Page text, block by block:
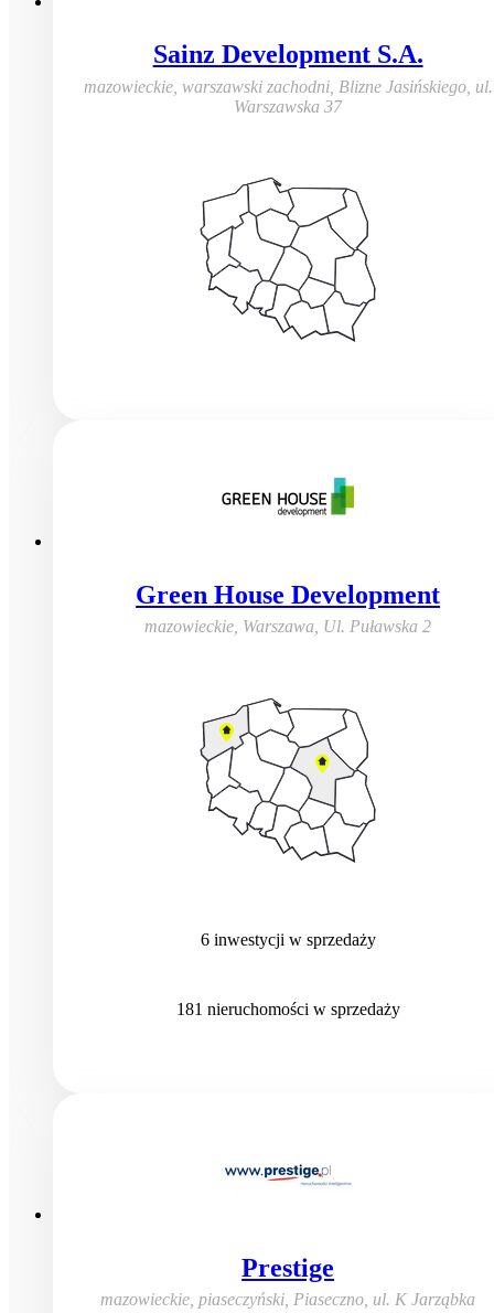
Sainz Development S.A.
mazowieckie, warszawski zachodni, Blizne Jasińskiego, ul.
Warszawska 37
Green House Development
mazowieckie, Warszawa Ul. Puławska 2
6 inwestycji w sprzedaży
181 nieruchomości w sprzedaży
Prestige
mazowieckie, piaseczyński, Piaseczno, ul. K Jarząbka